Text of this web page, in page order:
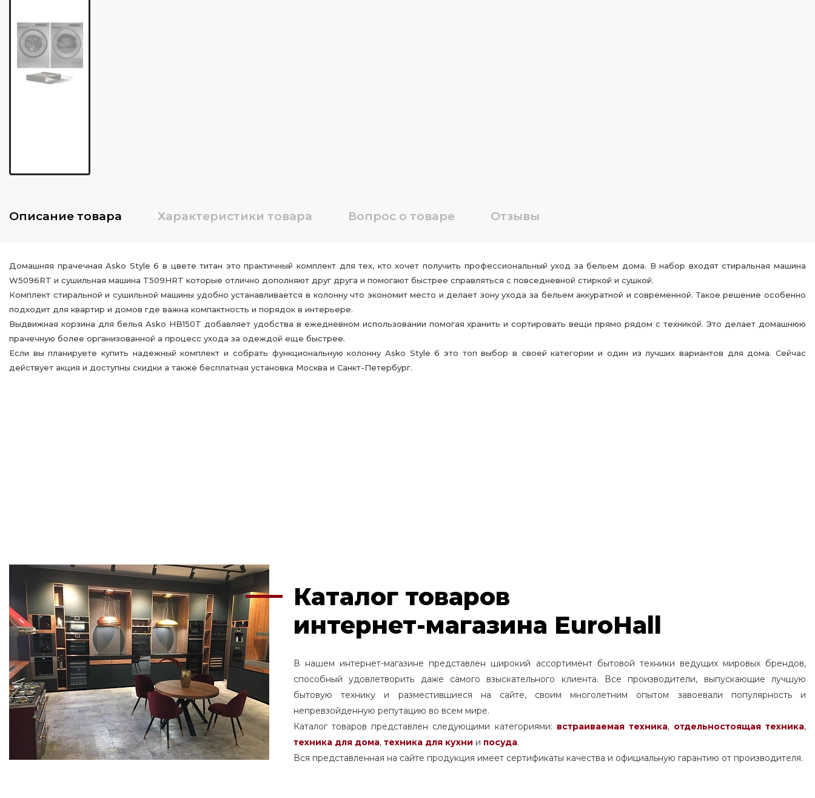
Описание товара Характеристики товара Вопрос о товаре Отзывы
Домашняя прачечная Asko Style 6 в цвете титан это практичный комплект для тех, кто хочет получить профессиональный уход за бельем дома. В набор входят стиральная машина
W5096RT и сушильная машина T509HRT которые отлично дополняют друг друга и помогают быстрее справляться с повседневной стиркой и сушкой.
Комплект стиральной и сушильной машины удобно устанавливается в колонну что экономит место и делает зону ухода за бельем аккуратной и современной. Такое решение особенно
подходит для квартир и домов где важна компактность и порядок в интерьере.
Выдвижная корзина для белья Asko HB150T добавляет удобства в ежедневном использовании помогая хранить и сортировать вещи прямо рядом с техникой. Это делает домашнюю
прачечную более организованной а процесс ухода за одеждой еще быстрее.
Если вы планируете купить надежный комплект и собрать функциональную колонну Asko Style 6 это топ выбор в своей категории и один из лучших вариантов для дома. Сейчас
действует акция и доступны скидки а также бесплатная установка Москва и Санкт-Петербург.
Каталог товаров
интернет-магазина EuroHall
В нашем интернет-магазине представлен широкий ассортимент бытовой техники ведущих мировых брендов,
способный удовлетворить даже самого взыскательного клиента. Все производители, выпускающие лучшую
бытовую технику и разместившиеся на сайте, своим многолетним опытом завоевали популярность и
непревзойденную репутацию во всем мире.
Каталог товаров представлен следующими категориями: встраиваемая техника, отдельностоящаятехника,
техника для дома, техника для кухни и посуда.
Вся представленная на сайте продукция имеет сертификаты качества и официальную гарантию от производителя.